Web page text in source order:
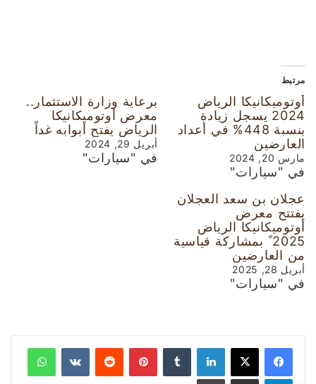
مرتبط
أوتوميكانيكا الرياض
2024 يسجل زيادة
بنسبة 448% في أعداد
العارضين
مارس 20, 2024
في "سيارات"
برعاية وزارة الاستثمار..
معرض أوتوميكانيكا
الرياض يفتح أبوابه غداً
أبريل 29, 2024
في "سيارات"
عجلان بن سعد العجلان
يفتتح معرض
أوتوميكانيكا الرياض
2025 ً بمشاركة قياسية
من العارضين
أبريل 28, 2025
في "سيارات"
لينكدإن بينتيريست